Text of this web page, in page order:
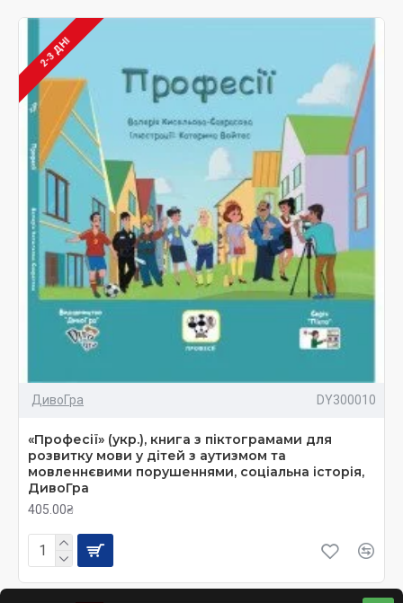
2-3 ДНІ
ДивоГра DY300010
«Професії» (укр.), книга з піктограмами для
розвитку мови у дітей з аутизмом та
мовленнєвими порушеннями, соціальна історія,
ДивоГра
405.00₴